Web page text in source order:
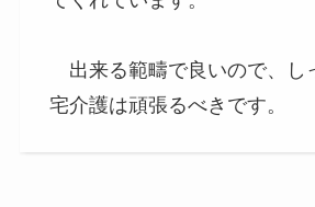
出来る範疇で良いので、し
宅介護は頑張るべきです。